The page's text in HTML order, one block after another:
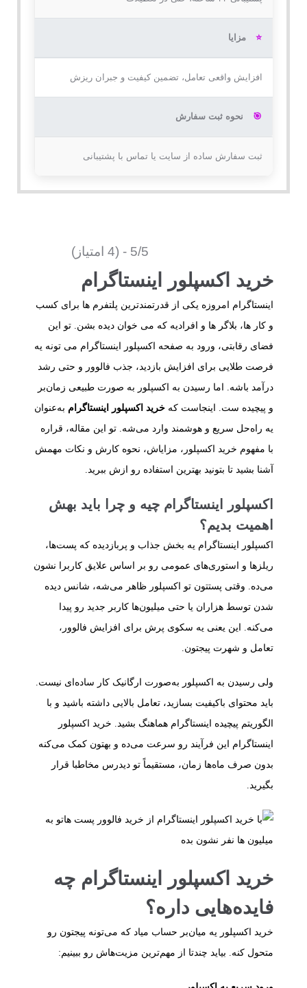
⭐️ مزایا
افزایش واقعی تعامل، تضمین کیفیت و جبران ریزش
🎯 نحوه ثبت سفارش
ثبت سفارش ساده از سایت یا تماس با پشتیبانی
5/5 - (4 امتیاز)
خرید اکسپلور اینستاگرام
اینستاگرام امروزه یکی از قدرتمندترین پلتفرم‌ ها برای کسب‌
و کار ها، بلاگر ها و افرادیه که می‌ خوان دیده بشن. تو این
فضای رقابتی، ورود به صفحه اکسپلور اینستاگرام می‌ تونه یه
فرصت طلایی برای افزایش بازدید، جذب فالوور و حتی رشد
درآمد باشه. اما رسیدن به اکسپلور به‌ صورت طبیعی زمان‌بر
و پیچیده‌ ست. اینجاست که خرید اکسپلور اینستاگرام به‌عنوان
یه راه‌حل سریع و هوشمند وارد می‌شه. تو این مقاله، قراره
با مفهوم خرید اکسپلور، مزایاش، نحوه کارش و نکات مهمش
آشنا بشید تا بتونید بهترین استفاده رو ازش ببرید.
اکسپلور اینستاگرام چیه و چرا باید بهش
اهمیت بدیم؟
اکسپلور اینستاگرام یه بخش جذاب و پربازدیده که پست‌ها،
ریلزها و استوری‌های عمومی رو بر اساس علایق کاربرا نشون
می‌ده. وقتی پستتون تو اکسپلور ظاهر می‌شه، شانس دیده
شدن توسط هزاران یا حتی میلیون‌ها کاربر جدید رو پیدا
می‌کنه. این یعنی یه سکوی پرش برای افزایش فالوور،
تعامل و شهرت پیجتون.
ولی رسیدن به اکسپلور به‌صورت ارگانیک کار ساده‌ای نیست.
باید محتوای باکیفیت بسازید، تعامل بالایی داشته باشید و با
الگوریتم پیچیده اینستاگرام هماهنگ بشید. خرید اکسپلور
اینستاگرام این فرآیند رو سرعت می‌ده و بهتون کمک می‌کنه
بدون صرف ماه‌ها زمان، مستقیماً تو دیدرس مخاطبا قرار
بگیرید.
خرید اکسپلور اینستاگرام چه
فایده‌هایی داره؟
خرید اکسپلور یه میان‌بر حساب میاد که می‌تونه پیجتون رو
متحول کنه. بیاید چندتا از مهم‌ترین مزیت‌هاش رو ببینیم: